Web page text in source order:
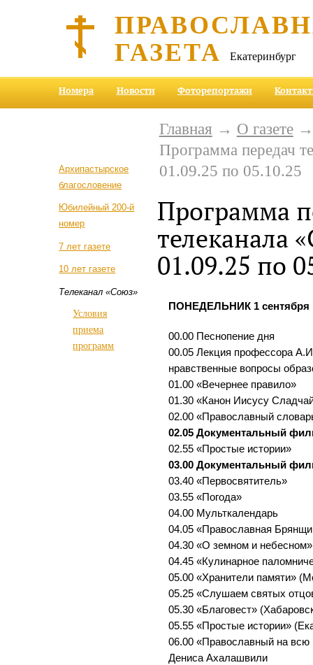
ГАЗЕТА Екатеринбург
Номера Новости Фоторепортажи
Архипастырское
благословение
Юбилейный 200-й
номер
7 лет газете
10 лет газете
Телеканал «Союз»
Условия
приема
программ
Главная → О газете
Программа передач
01.09.25 по 05.10.25
Программа
телеканала
01.09.25 по
ПОНЕДЕЛЬНИК 1 сентября
00.00 Песнопение дня
00.05 Лекция профессора
нравственные вопросы
01.00 «Вечернее правило»
01.30 «Канон Иисусу
02.00 «Православный
02.05 Документальный
02.55 «Простые истории»
03.00 Документальный
03.40 «Первосвятитель»
03.55 «Погода»
04.00 Мульткалендарь
04.05 «Православная
04.30 «О земном и небесном»
04.45 «Кулинарное
05.00 «Хранители памяти»
05.25 «Слушаем святых
05.30 «Благовест»
05.55 «Простые истории»
06.00 «Православный на всю
Дениса Ахалашвили